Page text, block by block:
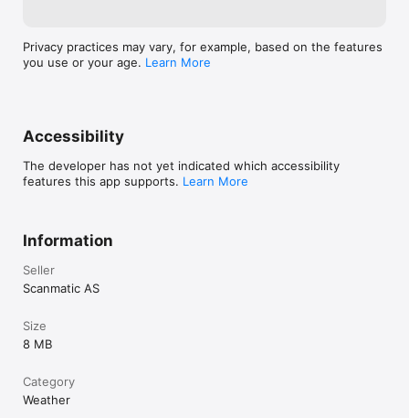
stasjonene er i forhold til egen posisjon. Dersom man ikke
tillot stedstjenester ved første installasjon av appen kan dette
aktiveres ved å gå ved å gå inn i telefonens "Innstillinger"-app,
Kystverket.
Privacy practices may vary, for example, based on the features
you use or your age. Learn More
Accessibility
The developer has not yet indicated which accessibility
features this app supports. Learn More
Information
Seller
Scanmatic AS
Size
8 MB
Category
Weather